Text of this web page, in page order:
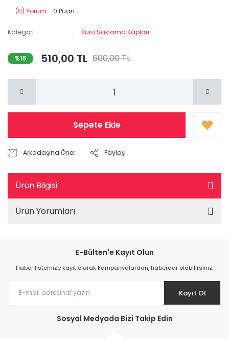
(0) Yorum - 0 Puan
Kategori Kuru Saklama Kapları
%15 510,00 TL 600,00 TL
Sepete Ekle
Arkadaşına Öner Paylaş
Ürün Bilgisi
Ürün Yorumları
E-Bülten'e Kayıt Olun
Haber listemize kayıt olarak kampanyalardan, haberdar olabilirsiniz.
Kayıt Ol
Sosyal Medyada Bizi Takip Edin